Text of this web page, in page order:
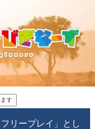
す
リープレイ」とし